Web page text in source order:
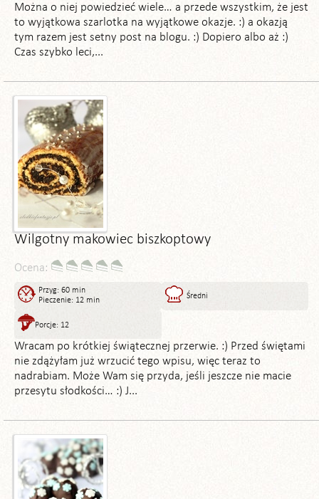
Można o niej powiedzieć wiele… a przede wszystkim, że jest
to wyjątkowa szarlotka na wyjątkowe okazje. :) a okazją
tym razem jest setny post na blogu. :) Dopiero albo aż :)
Czas szybko leci,...
Wilgotny makowiec biszkoptowy
Ocena:
Przyg: 60 min
Pieczenie: 12 min
Średni
Porcje: 12
Wracam po krótkiej świątecznej przerwie. :) Przed świętami
nie zdążyłam już wrzucić tego wpisu, więc teraz to
nadrabiam. Może Wam się przyda, jeśli jeszcze nie macie
przesytu słodkości… :) J...